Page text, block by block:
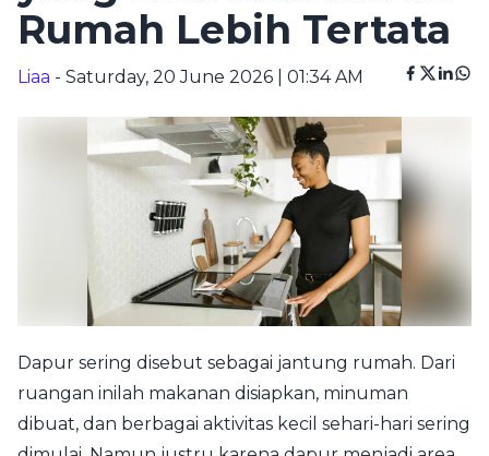
Rumah Lebih Tertata
Liaa - Saturday, 20 June 2026 | 01:34 AM
Dapur sering disebut sebagai jantung rumah. Dari
ruangan inilah makanan disiapkan, minuman
dibuat, dan berbagai aktivitas kecil sehari-hari sering